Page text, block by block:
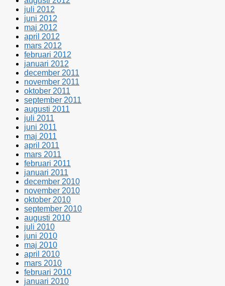
juli 2012
juni 2012
maj 2012
april 2012
mars 2012
februari 2012
januari 2012
december 2011
november 2011
oktober 2011
september 2011
augusti 2011
juli 2011
juni 2011
maj 2011
april 2011
mars 2011
februari 2011
januari 2011
december 2010
november 2010
oktober 2010
september 2010
augusti 2010
juli 2010
juni 2010
maj 2010
april 2010
mars 2010
februari 2010
januari 2010